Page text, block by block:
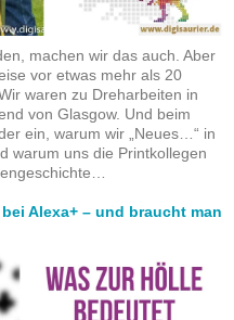
machen wir das auch. Aber
vor etwas mehr als 20
waren zu Dreharbeiten in
von Glasgow. Und beim
ein, warum wir „Neues…“ in
warum uns die Printkollegen
Alexa+ – und braucht man